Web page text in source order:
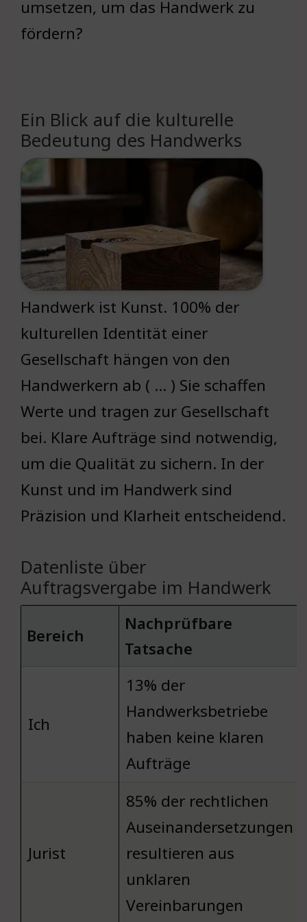
umsetzen, um das Handwerk zu
fördern?
Ein Blick auf die kulturelle
Bedeutung des Handwerks
Handwerk ist Kunst. 100% der
kulturellen Identität einer
Gesellschaft hängen von den
Handwerkern ab ( … ) Sie schaffen
Werte und tragen zur Gesellschaft
bei. Klare Aufträge sind notwendig,
um die Qualität zu sichern. In der
Kunst und im Handwerk sind
Präzision und Klarheit entscheidend.
Datenliste über
Auftragsvergabe im Handwerk
Bereich
Nachprüfbare
Tatsache
Ich
13% der
Handwerksbetriebe
haben keine klaren
Aufträge
Jurist
85% der rechtlichen
Auseinandersetzungen
resultieren aus
unklaren
Vereinbarungen